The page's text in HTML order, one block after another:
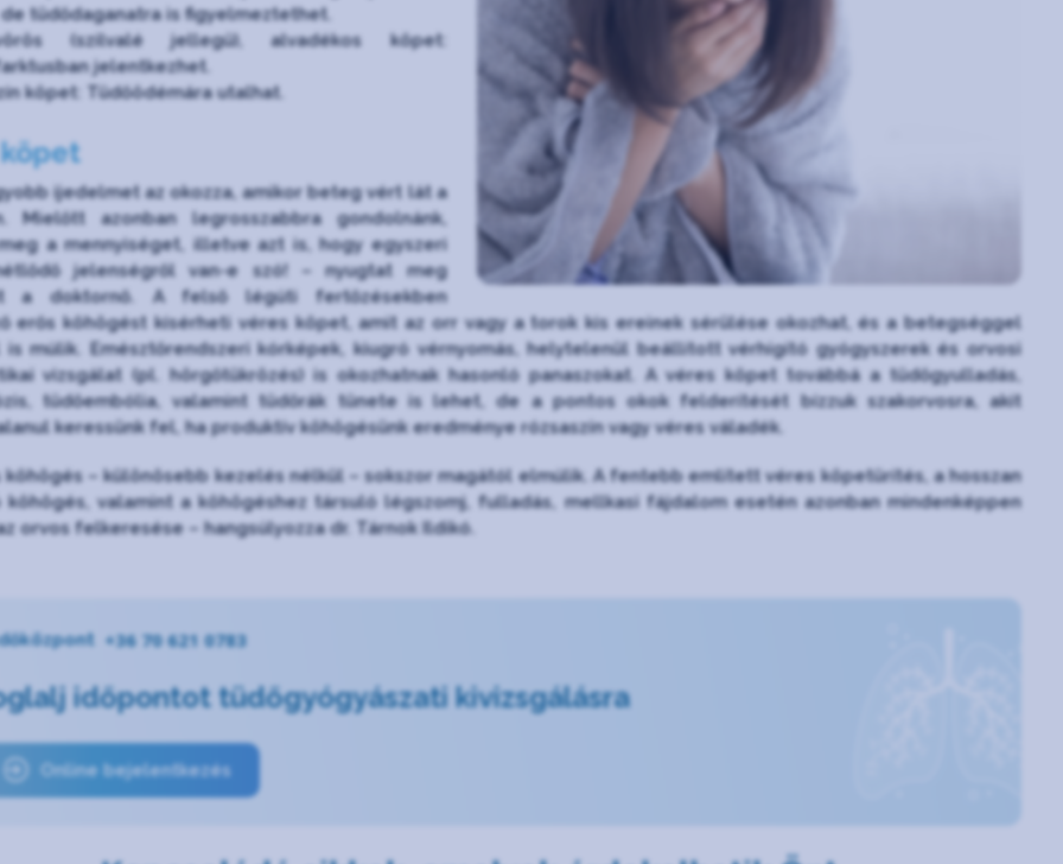
tüdődaganatra is figyelmeztethet.
vörös (szilvalé jellegű), alvadékos köpet:
jelentkezhet.
köpet: Tüdőödémára utalhat.
ijedelmet az okozza, amikor beteg vért lát a
Mielőtt azonban legrosszabbra gondolnánk,
a mennyiséget, illetve azt is, hogy egyszeri
jelenségről van-e szó! – nyugtat meg
a doktornő. A felső légúti fertőzésekben
erős köhögést kísérheti véres köpet, amit az orr vagy a torok kis ereinek sérülése okozhat, és a betegséggel
múlik. Emésztőrendszeri kórképek, kiugró vérnyomás, helytelenül beállított vérhígító gyógyszerek és orvosi
vizsgálat (pl. hörgőtükrözés) is okozhatnak hasonló panaszokat. A véres köpet továbbá a tüdőgyulladás,
tüdőembólia, valamint tüdőrák tünete is lehet, de a pontos okok felderítését bízzuk szakorvosra, akit
keressünk fel, ha produktív köhögésünk eredménye rózsaszín vagy véres váladék.
köhögés – különösebb kezelés nélkül – sokszor magától elmúlik. A fentebb említett véres köpetürítés, a hosszan
köhögés, valamint a köhögéshez társuló légszomj, fulladás, mellkasi fájdalom esetén azonban mindenképpen
orvos felkeresése – hangsúlyozza dr. Tárnok Ildikó.
+36 70 621 0783
időpontot tüdőgyógyászati kivizsgálásra
Online bejelentkezés